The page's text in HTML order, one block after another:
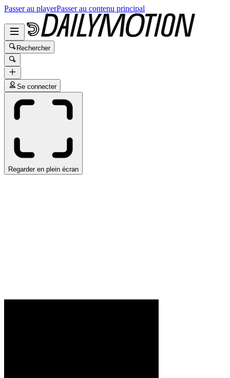
Passer au playerPasser au contenu principal
Rechercher
Se connecter
Regarder en plein écran